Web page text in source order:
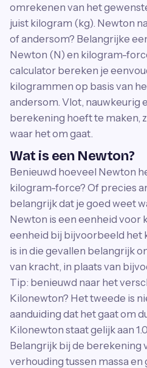
omrekenen van het
juist kilogram (kg). Newton
of andersom? Belangrijke
Newton (N) en kilogram-
calculator bereken je
kilogrammen op basis van
andersom. Vlot, nauwkeurig
berekening hoeft te maken,
waar het om gaat.
Wat is een Newton?
Benieuwd hoeveel Newton
kilogram-force? Of precies
belangrijk dat je goed weet
Newton is een eenheid voor
eenheid bij bijvoorbeeld het
is in die gevallen belangrijk
van kracht, in plaats van
Tip: benieuwd naar het
Kilonewton? Het tweede is
aanduiding dat het gaat om
Kilonewton staat gelijk aan
Belangrijk bij de berekening
verhouding tussen massa